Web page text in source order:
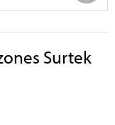
Surtek